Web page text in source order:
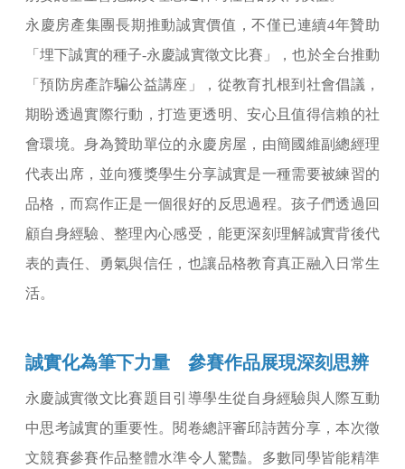
永慶房產集團長期推動誠實價值，不僅已連續4年贊助
「埋下誠實的種子-永慶誠實徵文比賽」，也於全台推動
「預防房產詐騙公益講座」，從教育扎根到社會倡議，
期盼透過實際行動，打造更透明、安心且值得信賴的社
會環境。身為贊助單位的永慶房屋，由簡國維副總經理
代表出席，並向獲獎學生分享誠實是一種需要被練習的
品格，而寫作正是一個很好的反思過程。孩子們透過回
顧自身經驗、整理內心感受，能更深刻理解誠實背後代
表的責任、勇氣與信任，也讓品格教育真正融入日常生
活。
誠實化為筆下力量 參賽作品展現深刻思辨
永慶誠實徵文比賽題目引導學生從自身經驗與人際互動
中思考誠實的重要性。閱卷總評審邱詩茜分享，本次徵
文競賽參賽作品整體水準令人驚豔。多數同學皆能精準